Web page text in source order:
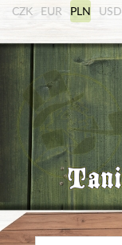
CZK EUR PLN USD